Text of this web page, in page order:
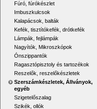
Fúró, fúrókészlet
Imbuszkulcsok
Kalapácsok, balták
Kefék, tisztítókefék, drótkefék
Lámpák, fejlámpák
Nagyítók, Mikroszkópok
Ónszippantók
Ragasztópisztoly és tartozékok
Reszelők, reszelőkészletek
Szerszámkészletek, Állványok,
egyéb
Szigetelőszalag
Szikék, ollók